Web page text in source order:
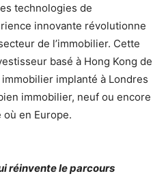
technologies de
innovante révolutionne
de l’immobilier. Cette
basé à Hong Kong de
implanté à Londres
immobilier, neuf ou encore
en Europe.
réinvente le parcours